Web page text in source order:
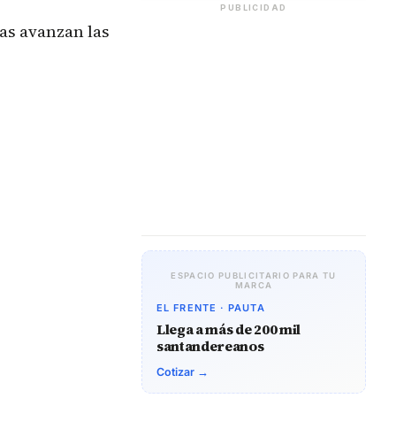
avanzan las
PUBLICIDAD
ESPACIO PUBLICITARIO PARA TU
MARCA
EL FRENTE · PAUTA
Llega a más de 200 mil
santandereanos
Cotizar →